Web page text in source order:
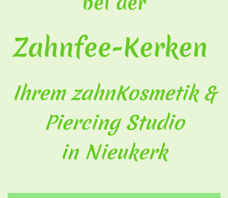
Zahnfee-Kerken
Ihrem zahnKosmetik &
Piercing Studio
in Nieukerk